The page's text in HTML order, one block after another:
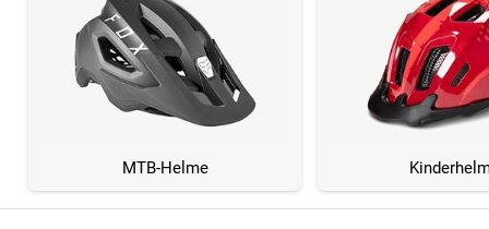
MTB-Helme